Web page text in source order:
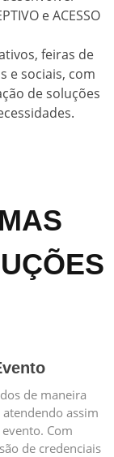
e ACESSO
feiras de
e sociais, com
de soluções
de maneira
assim
Com
de credenciais